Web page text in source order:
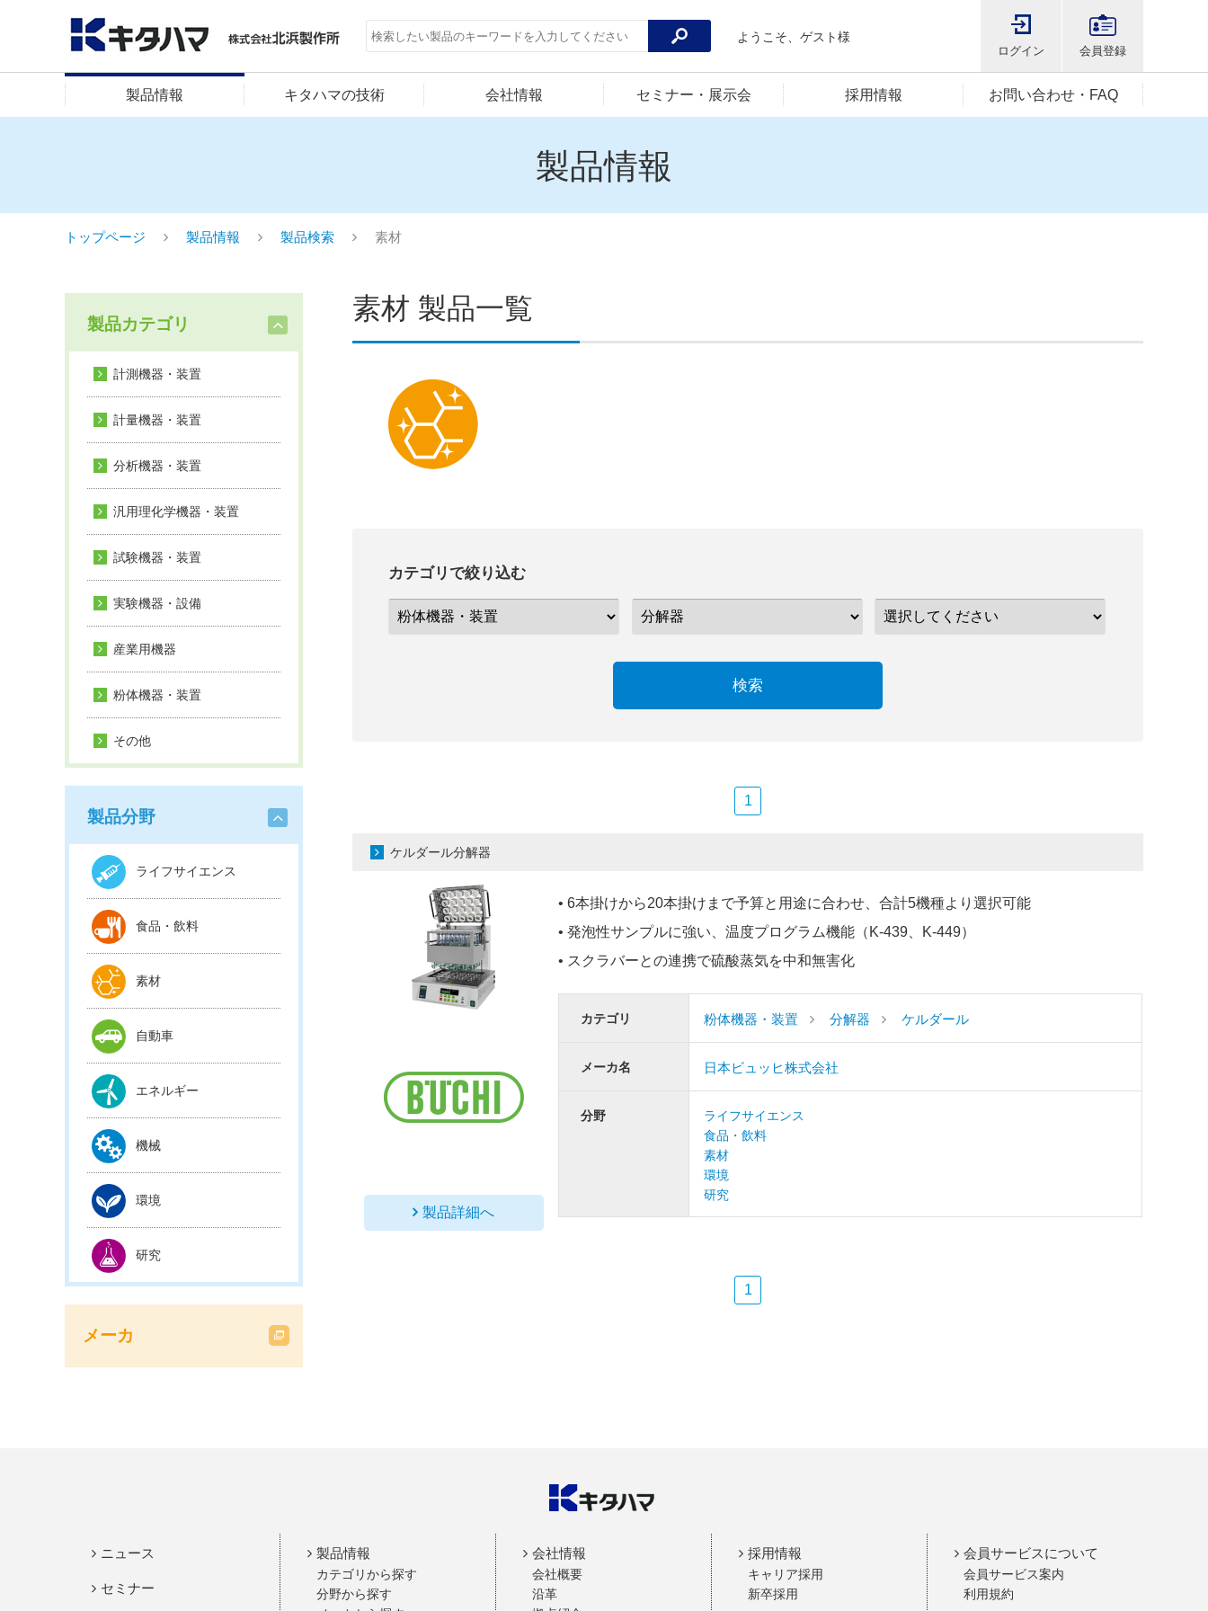
ようこそ、ゲスト様
ログイン 会員登録
製品情報 キタハマの技術 会社情報 セミナー・展示会 採用情報 お問い合わせ・FAQ
製品情報
トップページ 製品情報 製品検索 素材
製品カテゴリ
計測機器・装置
計量機器・装置
分析機器・装置
汎用理化学機器・装置
試験機器・装置
実験機器・設備
産業用機器
粉体機器・装置
その他
製品分野
ライフサイエンス
食品・飲料
素材
自動車
エネルギー
機械
環境
研究
メーカ
素材 製品一覧
カテゴリで絞り込む
検索
1
ケルダール分解器
製品詳細へ
• 6本掛けから20本掛けまで予算と用途に合わせ、合計5機種より選択可能
• 発泡性サンプルに強い、温度プログラム機能（K-439、K-449）
• スクラバーとの連携で硫酸蒸気を中和無害化
カテゴリ 粉体機器・装置 分解器 ケルダール
メーカ名 日本ビュッヒ株式会社
分野
ライフサイエンス
食品・飲料
素材
環境
研究
1
ニュース
セミナー
製品情報
カテゴリから探す
分野から探す
会社情報
会社概要
沿革
採用情報
キャリア採用
新卒採用
会員サービスについて
会員サービス案内
利用規約